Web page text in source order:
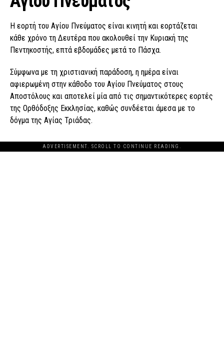
Η εορτή του Αγίου Πνεύματος είναι κινητή και εορτάζεται
κάθε χρόνο τη Δευτέρα που ακολουθεί την Κυριακή της
Πεντηκοστής, επτά εβδομάδες μετά το Πάσχα.
Σύμφωνα με τη χριστιανική παράδοση, η ημέρα είναι
αφιερωμένη στην κάθοδο του Αγίου Πνεύματος στους
Αποστόλους και αποτελεί μία από τις σημαντικότερες εορτές
της Ορθόδοξης Εκκλησίας, καθώς συνδέεται άμεσα με το
δόγμα της Αγίας Τριάδας.
ADVERTISEMENT. SCROLL TO CONTINUE READING.